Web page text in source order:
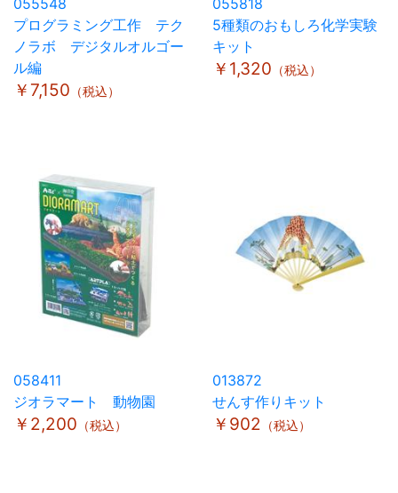
055548
プログラミング工作 テク
ノラボ デジタルオルゴー
ル編
￥7,150 （税込）
055818
5種類のおもしろ化学実験
キット
￥1,320 （税込）
058411
ジオラマート 動物園
￥2,200 （税込）
013872
せんす作りキット
￥902 （税込）